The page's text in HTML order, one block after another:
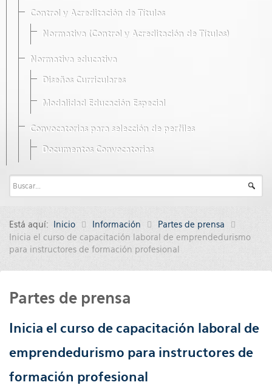
Control y Acreditación de Títulos
Normativa (Control y Acreditación de Títulos)
Normativa educativa
Diseños Curriculares
Modalidad Educación Especial
Convocatorias para selección de perfiles
Documentos Convocatorias
Está aquí: Inicio Información
Partes de prensa
Inicia el curso de capacitación laboral de emprendedurismo
para instructores de formación profesional
Partes de prensa
Inicia el curso de capacitación laboral de
emprendedurismo para instructores de
formación profesional